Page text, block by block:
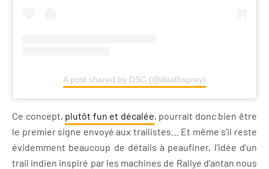
A post shared by DSC (@deathspray)
Ce concept, plutôt fun et décalée, pourrait donc bien être
le premier signe envoyé aux trailistes… Et même s’il reste
évidemment beaucoup de détails à peaufiner, l’idée d’un
trail indien inspiré par les machines de Rallye d’antan nous